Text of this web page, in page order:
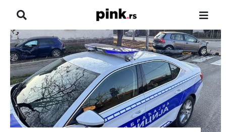
NASLOVNA
VESTI
ZADRUGA
SHOWBIZ